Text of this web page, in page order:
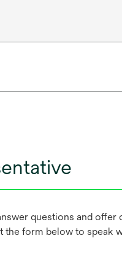
questions and offer
form below to speak